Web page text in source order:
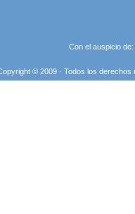
Con el auspicio de:
© 2009 · Todos los derechos